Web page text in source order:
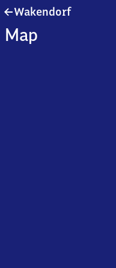
WakendorfWakendorf
Map